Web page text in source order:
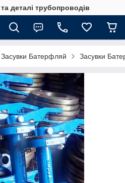
деталі трубопроводів
Засувки Батерфляй Засувки